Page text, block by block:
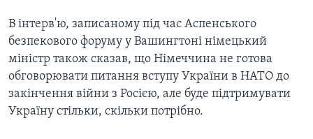
В інтерв'ю, записаному під час Аспенського
безпекового форуму у Вашингтоні німецький
міністр також сказав, що Німеччина не готова
обговорювати питання вступу України в НАТО до
закінчення війни з Росією, але буде підтримувати
Україну стільки, скільки потрібно.